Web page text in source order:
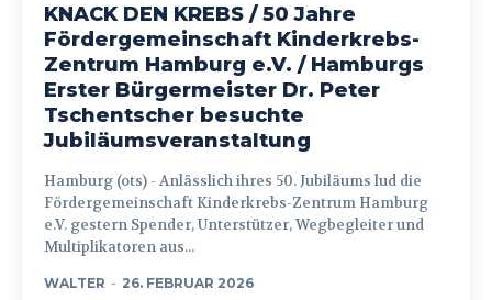
KNACK DEN KREBS / 50 Jahre
Fördergemeinschaft Kinderkrebs-
Zentrum Hamburg e.V. / Hamburgs
Erster Bürgermeister Dr. Peter
Tschentscher besuchte
Jubiläumsveranstaltung
Hamburg (ots) - Anlässlich ihres 50. Jubiläums lud die
Fördergemeinschaft Kinderkrebs-Zentrum Hamburg
e.V. gestern Spender, Unterstützer, Wegbegleiter und
Multiplikatoren aus...
WALTER - 26. FEBRUAR 2026